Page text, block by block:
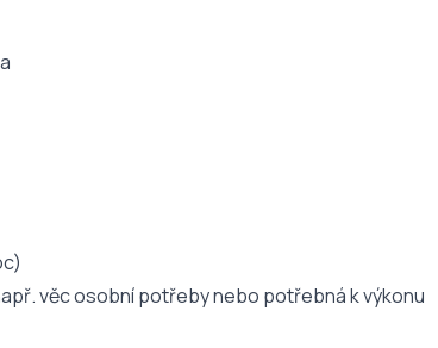
věc osobní potřeby nebo potřebná k výkonu